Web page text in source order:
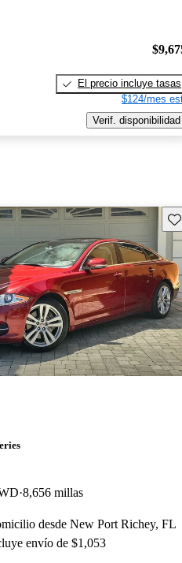
El precio incluye tasas
$124/mes
Verif. disponibilidad
8,656 millas
desde New Port Richey, FL
envío de $1,053